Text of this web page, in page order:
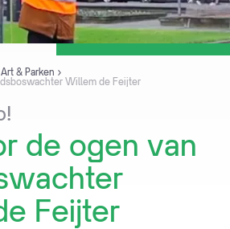
& Parken
Willem de Feijter
de ogen van
Feijter